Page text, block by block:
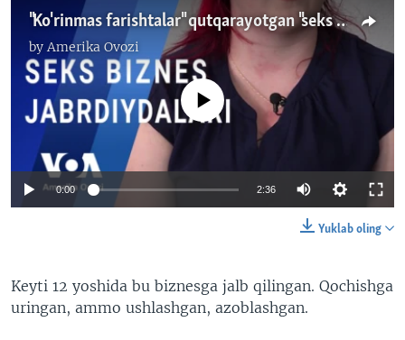
"Ko'rinmas farishtalar" qutqarayotgan "seks qullar"
by Amerika Ovozi
No media source currently available
0:00 2:36
Yuklab oling
Keyti 12 yoshida bu biznesga jalb qilingan. Qochishga
uringan, ammo ushlashgan, azoblashgan.